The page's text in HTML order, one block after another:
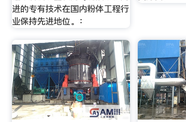
进的专有技术在国内粉体工程行
业保持先进地位。：